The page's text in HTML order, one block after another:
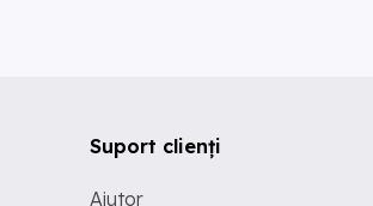
Suport clienți
Ajutor